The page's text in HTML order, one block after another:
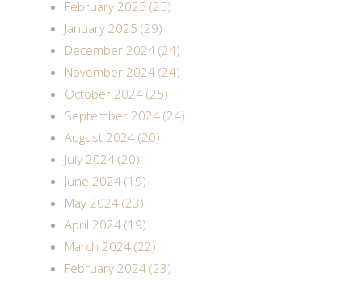
February 2025 (25)
January 2025 (29)
December 2024 (24)
November 2024 (24)
October 2024 (25)
September 2024 (24)
August 2024 (20)
July 2024 (20)
June 2024 (19)
May 2024 (23)
April 2024 (19)
March 2024 (22)
February 2024 (23)